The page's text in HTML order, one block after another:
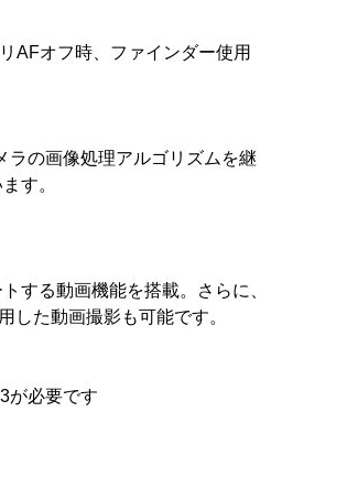
AFオフ時、ファインダー使用
ラの画像処理アルゴリズムを継
す。
する動画機能を搭載。さらに、
た動画撮影も可能です。
が必要です